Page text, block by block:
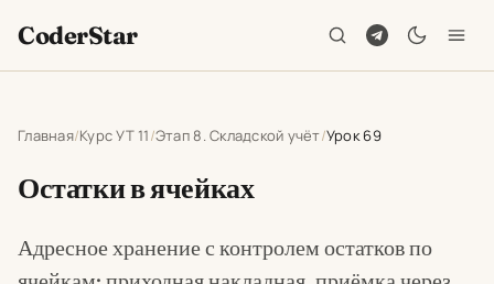
CoderStar
Главная Курс УТ 11 Этап 8. Складской учёт Урок 69
Остатки в ячейках
Адресное хранение с контролем остатков по